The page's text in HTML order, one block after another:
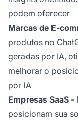
podem oferecer
Marcas de E-
produtos no
geradas por IA,
melhorar o
por IA
Empresas SaaS -
posicionam sua